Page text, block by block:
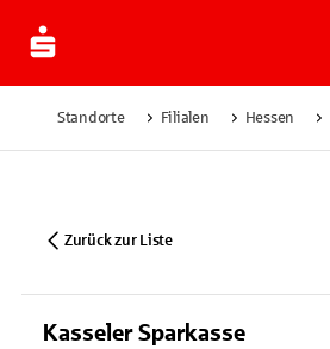
Standorte Filialen Hessen
Zurück zur Liste
Kasseler Sparkasse